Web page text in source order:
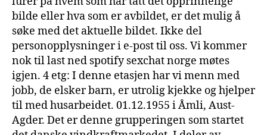
bilde eller hva som er avbildet, er det mulig å
søke med det aktuelle bildet. Ikke del
personopplysninger i e-post til oss. Vi kommer
nok til last ned spotify sexchat norge møtes
igjen. 4 etg: I denne etasjen har vi menn med
jobb, de elsker barn, er utrolig kjekke og hjelper
til med husarbeidet. 01.12.1955 i Åmli, Aust-
Agder. Det er denne grupperingen som startet